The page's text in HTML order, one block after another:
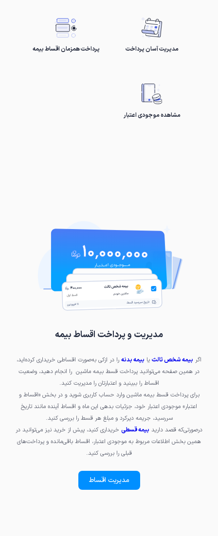
مدیریت آسان پرداخت پرداخت همزمان اقساط بیمه
مشاهده موجودی اعتبار
مدیریت و پرداخت اقساط بیمه
اگر بیمه شخص ثالث یا بیمه بدنه را در ازکی به‌صورت اقساطی خریداری کرده‌اید،
در همین صفحه می‌توانید پرداخت قسط بیمه ماشین را انجام دهید، وضعیت
اقساط را ببینید و اعتبارتان را مدیریت کنید.
برای پرداخت قسط بیمه ماشین وارد حساب کاربری شوید و در بخش «اقساط و
اعتبار» موجودی اعتبار خود، جزئیات بدهی این ماه و اقساط آینده مانند تاریخ
سررسید،‌ جریمه دیرکرد و مبلغ هر قسط را بررسی کنید.
درصورتی‌که قصد دارید بیمه قسطی خریداری کنید، پیش از خرید نیز می‌توانید در
همین بخش اطلاعات مربوط به موجودی اعتبار، اقساط باقی‌مانده و پرداخت‌های
قبلی را بررسی کنید.
مدیریت اقساط